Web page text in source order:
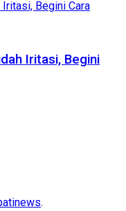
Iritasi, Begini
.